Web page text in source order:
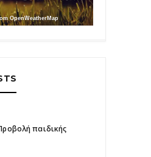
OpenWeatherMap
παιδικής